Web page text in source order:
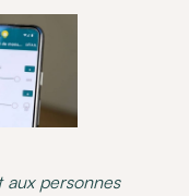
personnes